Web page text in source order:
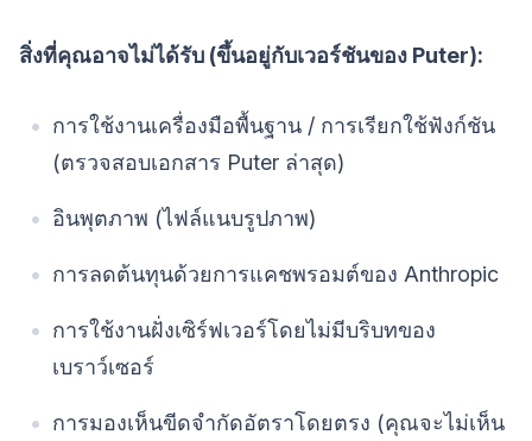
สิ่งที่คุณอาจไม่ได้รับ (ขึ้นอยู่กับเวอร์ชันของ Puter):
การใช้งานเครื่องมือพื้นฐาน / การเรียกใช้ฟังก์ชัน
(ตรวจสอบเอกสาร Puter ล่าสุด)
อินพุตภาพ (ไฟล์แนบรูปภาพ)
การลดต้นทุนด้วยการแคชพรอมต์ของ Anthropic
การใช้งานฝั่งเซิร์ฟเวอร์โดยไม่มีบริบทของ
เบราว์เซอร์
การมองเห็นขีดจำกัดอัตราโดยตรง (คุณจะไม่เห็น